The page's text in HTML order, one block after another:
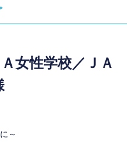
女性学校／ＪＡ
～